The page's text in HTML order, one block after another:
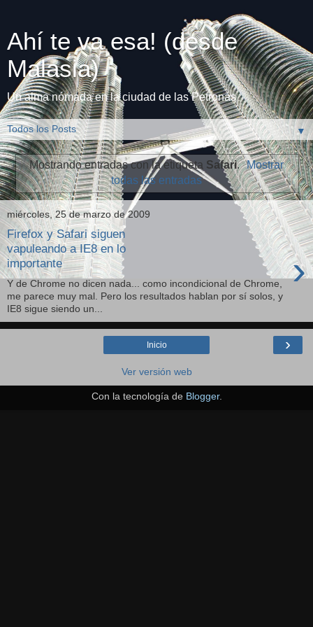
Ahí te va esa! (desde
Malasia)
Un alma nómada en la ciudad de las Petronas
▼
Mostrando entradas con la etiqueta Safari. Mostrar
todas las entradas
miércoles, 25 de marzo de 2009
Firefox y Safari siguen
vapuleando a IE8 en lo
importante
›
Y de Chrome no dicen nada... como incondicional de Chrome,
me parece muy mal. Pero los resultados hablan por sí solos, y
IE8 sigue siendo un...
›
Inicio
Ver versión web
Con la tecnología de Blogger.